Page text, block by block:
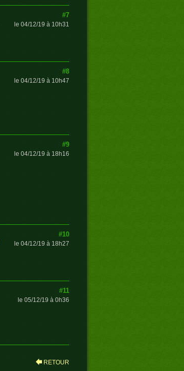
#7
le 04/12/19 à 10h31
#8
le 04/12/19 à 10h47
#9
le 04/12/19 à 18h16
#10
le 04/12/19 à 18h27
#11
le 05/12/19 à 0h36
RETOUR